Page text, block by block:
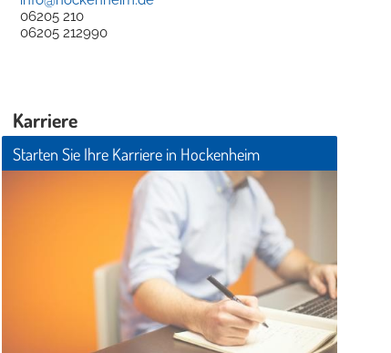
06205 210
06205 212990
Karriere
Starten Sie Ihre Karriere in Hockenheim